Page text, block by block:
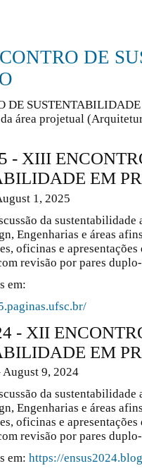
DE
DE
área projetual
- XIII
EM
1, 2025
da
Engenharias e áreas
oficinas e
revisão por pares
em:
- XII
EM
9, 2024
da
Engenharias e áreas
oficinas e
revisão por pares
em: https://